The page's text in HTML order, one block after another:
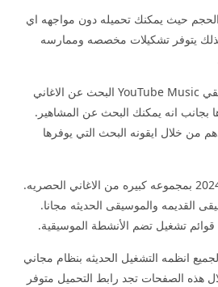
حيث يمكنك تحميله دون مواجهه اي
يتوفر تشكيلات مخصصه وممارسه
يتيح لك تحميل يوتيوب موسيقي YouTube Music البحث عن الاغاني
بجانب انه يمكنك البحث عن المشاهير.
من خلال ايقونه البحث التي يوفرها
يتمتع تطبيق يوتيوب ميوزك 2024 بمجموعه كبيره من الاغاني الحصريه.
القديمه والموسيقى الحديثه مجانا.
تشغيل تضم الأنشطة الموسيقية.
انظمه التشغيل الحديثه بنظام مجاني
هذه الصفحات تجد رابط التحميل متوفر